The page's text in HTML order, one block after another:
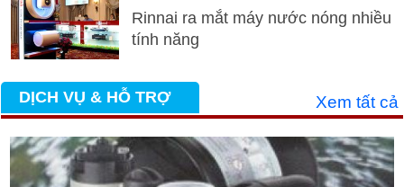
Rinnai ra mắt máy nước nóng nhiều
tính năng
DỊCH VỤ & HỖ TRỢ Xem tất cả